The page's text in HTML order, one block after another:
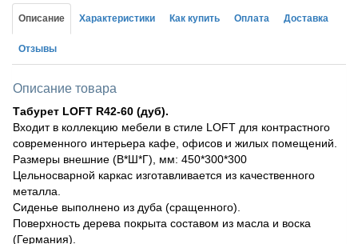
Описание Характеристики Как купить Оплата Доставка
Отзывы
Описание товара
Табурет LOFT R42-60 (дуб).
Входит в коллекцию мебели в стиле LOFT для контрастного
современного интерьера кафе, офисов и жилых помещений.
Размеры внешние (В*Ш*Г), мм: 450*300*300
Цельносварной каркас изготавливается из качественного
металла.
Сиденье выполнено из дуба (сращенного).
Поверхность дерева покрыта составом из масла и воска
(Германия).